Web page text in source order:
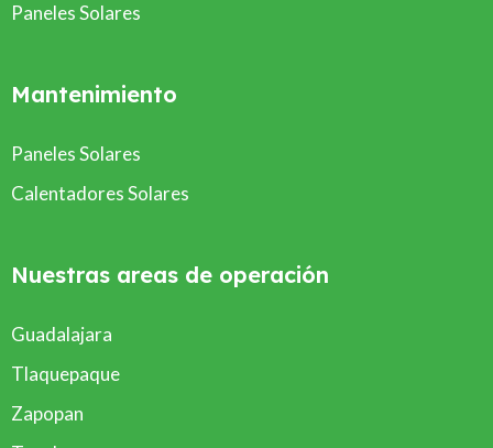
Paneles Solares
Mantenimiento
Paneles Solares
Calentadores Solares
Nuestras areas de operación
Guadalajara
Tlaquepaque
Zapopan